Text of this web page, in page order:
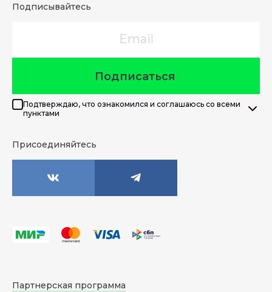
Подписывайтесь
Подписаться
Подтверждаю, что ознакомился и соглашаюсь со всеми
пунктами
Присоединяйтесь
Партнерская программа